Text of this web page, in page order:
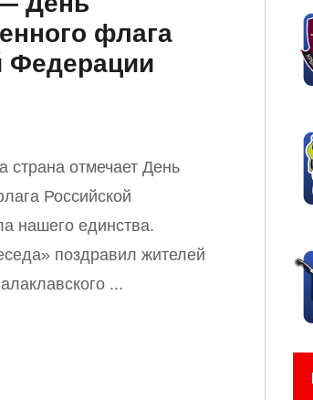
флага
Федерации
страна отмечает День
Российской
нашего единства.
поздравил жителей
...